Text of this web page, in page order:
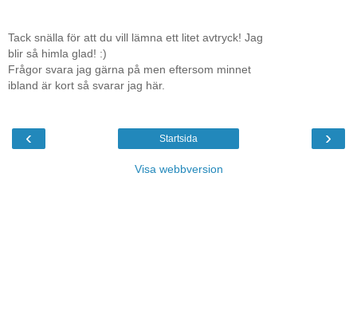
Tack snälla för att du vill lämna ett litet avtryck! Jag
blir så himla glad! :)
Frågor svara jag gärna på men eftersom minnet
ibland är kort så svarar jag här.
‹ ›
Startsida
Visa webbversion